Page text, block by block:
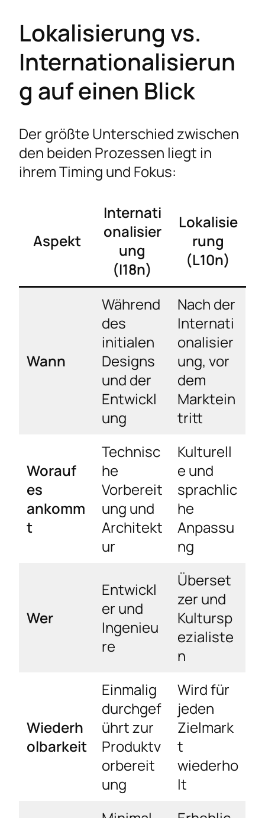
Lokalisierung vs.
Internationalisierun
g auf einen Blick
Der größte Unterschied zwischen
den beiden Prozessen liegt in
ihrem Timing und Fokus:
Aspekt
Internati
onalisier
ung
(I18n)
Lokalisie
rung
(L10n)
Wann
Während
des
initialen
Designs
und der
Entwickl
ung
Nach der
Internati
onalisier
ung, vor
dem
Marktein
tritt
Worauf
es
ankomm
t
Technisc
he
Vorbereit
ung und
Architekt
ur
Kulturell
e und
sprachlic
he
Anpassu
ng
Wer
Entwickl
er und
Ingenieu
re
Überset
zer und
Kultursp
ezialiste
n
Wiederh
olbarkeit
Einmalig
durchgef
ührt zur
Produktv
orbereit
ung
Wird für
jeden
Zielmark
t
wiederho
lt